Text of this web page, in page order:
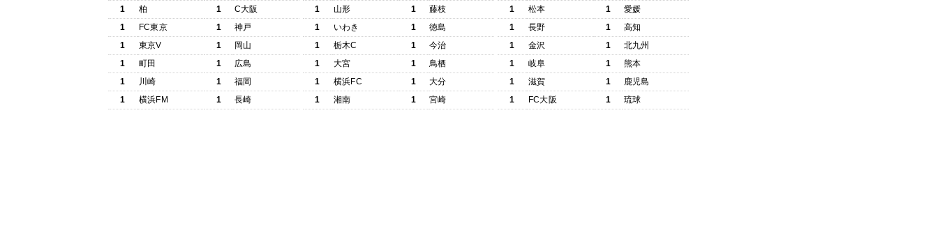
1
柏 1
C大阪
1
FC東京 1
神戸
1
東京V 1
岡山
1
町田 1
広島
1
川崎 1
福岡
1
横浜FM 1 長崎
1
山形 1
藤枝
1
いわき 1
徳島
1
栃木C 1
今治
1
大宮 1
鳥栖
1
横浜FC 1
大分
1
湘南 1 宮崎
1
松本 1
愛媛
1
長野 1
高知
1
金沢 1
北九州
1
岐阜 1
熊本
1
滋賀 1
鹿児島
1
FC大阪 1 琉球